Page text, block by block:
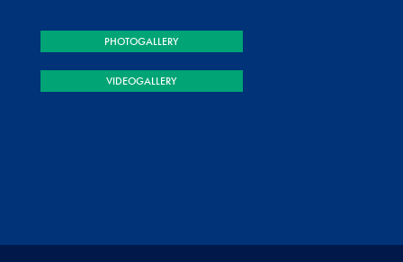
PHOTOGALLERY
VIDEOGALLERY